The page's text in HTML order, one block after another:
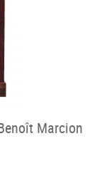
Marcion